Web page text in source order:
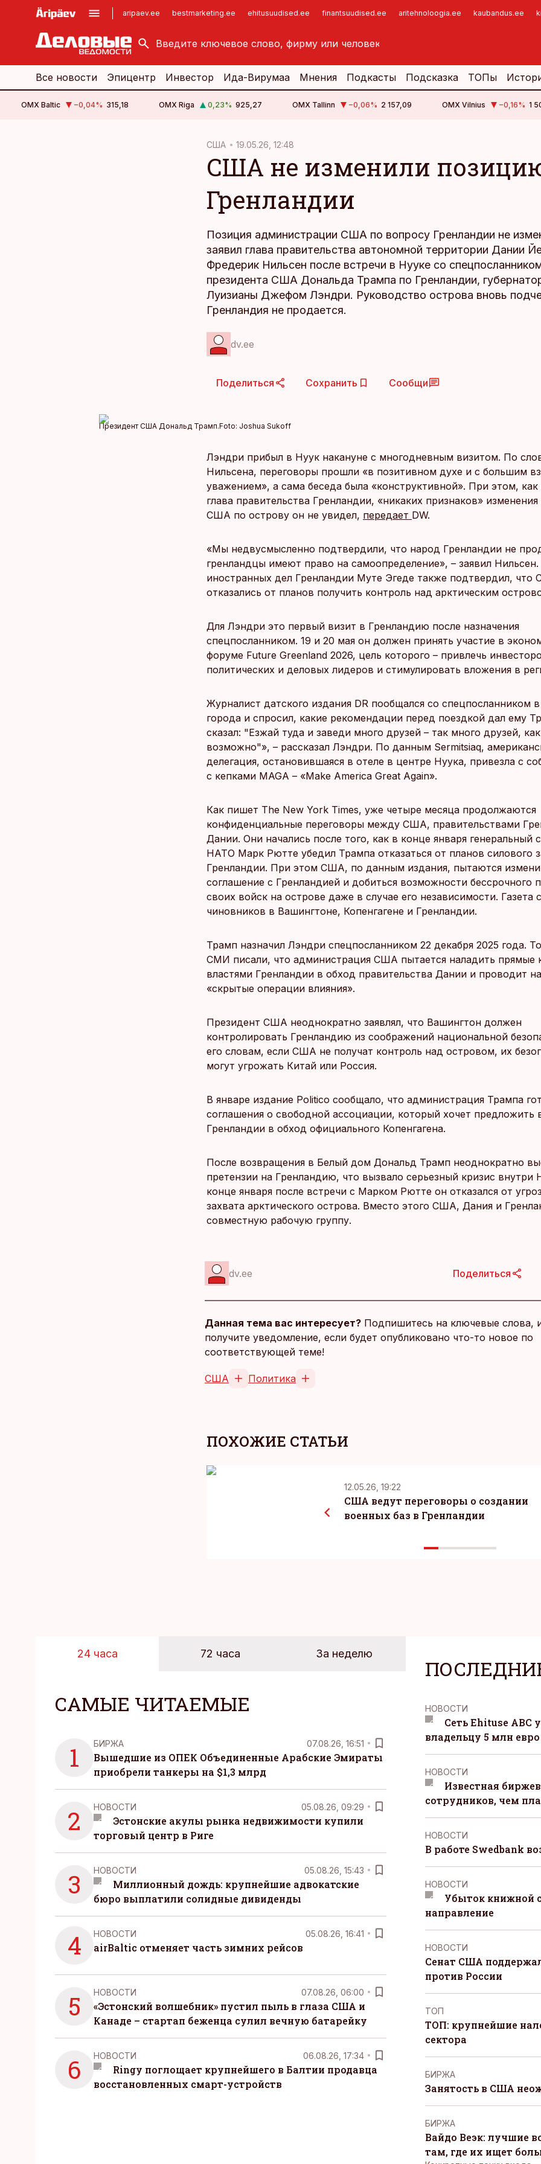
aripaev.ee bestmarketing.ee ehitusuudised.ee finantsuudised.ee aritehnoloogia.ee kaubandus.ee
kinnisvarauudised.ee
logistikauudised.ee
imelineajalugu.ee
Все новости Эпицентр Инвестор Ида-Вирумаа Мнения Подкасты Подсказка ТОПы
OMX Baltic −0,04% 315,18 OMX Riga 0,23% 925,27 OMX Tallinn −0,06% 2 157,09 OMX Vilnius −0,16% 1
США 19.05.26, 12:48
США не изменили
Гренландии
Позиция администрации США по вопросу Гренландии не
заявил глава правительства автономной территории Дании
Фредерик Нильсен после встречи в Нууке со
президента США Дональда Трампа по Гренландии,
Луизианы Джефом Лэндри. Руководство острова вновь
Гренландия не продается.
dv.ee
Поделиться Сохранить Сообщи
Президент США Дональд Трамп.Foto: Joshua Sukoff
Лэндри прибыл в Нуук накануне с многодневным визитом. По
Нильсена, переговоры прошли «в позитивном духе и с большим
уважением», а сама беседа была «конструктивной». При этом, как
глава правительства Гренландии, «никаких признаков»
США по острову он не увидел, передает DW.
«Мы недвусмысленно подтвердили, что народ Гренландии не
гренландцы имеют право на самоопределение», – заявил
иностранных дел Гренландии Муте Эгеде также подтвердил, что
отказались от планов получить контроль над арктическим
Для Лэндри это первый визит в Гренландию после назначения
спецпосланником. 19 и 20 мая он должен принять участие в
форуме Future Greenland 2026, цель которого – привлечь
политических и деловых лидеров и стимулировать вложения в
Журналист датского издания DR пообщался со спецпосланником
города и спросил, какие рекомендации перед поездкой дал ему
сказал: "Езжай туда и заведи много друзей – так много друзей,
возможно"», – рассказал Лэндри. По данным Sermitsiaq,
делегация, остановившаяся в отеле в центре Нуука, привезла с
с кепками MAGA – «Make America Great Again».
Как пишет The New York Times, уже четыре месяца продолжаются
конфиденциальные переговоры между США, правительствами
Дании. Они начались после того, как в конце января генеральный
НАТО Марк Рютте убедил Трампа отказаться от планов силового
Гренландии. При этом США, по данным издания, пытаются
соглашение с Гренландией и добиться возможности бессрочного
своих войск на острове даже в случае его независимости. Газета
чиновников в Вашингтоне, Копенгагене и Гренландии.
Трамп назначил Лэндри спецпосланником 22 декабря 2025 года.
СМИ писали, что администрация США пытается наладить прямые
властями Гренландии в обход правительства Дании и проводит
«скрытые операции влияния».
Президент США неоднократно заявлял, что Вашингтон должен
контролировать Гренландию из соображений национальной
его словам, если США не получат контроль над островом, их
могут угрожать Китай или Россия.
В январе издание Politico сообщало, что администрация Трампа
соглашения о свободной ассоциации, который хочет предложить
Гренландии в обход официального Копенгагена.
После возвращения в Белый дом Дональд Трамп неоднократно
претензии на Гренландию, что вызвало серьезный кризис внутри
конце января после встречи с Марком Рютте он отказался от
захвата арктического острова. Вместо этого США, Дания и
совместную рабочую группу.
dv.ee Поделиться
Данная тема вас интересует? Подпишитесь на ключевые слова,
получите уведомление, если будет опубликовано что-то новое по
соответствующей теме!
США Политика
ПОХОЖИЕ СТАТЬИ
12.05.26, 19:22
США ведут переговоры о создании
военных баз в Гренландии
24 часа 72 часа За неделю
САМЫЕ ЧИТАЕМЫЕ
1 БИРЖА 07.08.26, 16:51
Вышедшие из ОПЕК Объединенные Арабские Эмираты
приобрели танкеры на $1,3 млрд
2 НОВОСТИ 05.08.26, 09:29
Эстонские акулы рынка недвижимости купили
торговый центр в Риге
3 НОВОСТИ 05.08.26, 15:43
Миллионный дождь: крупнейшие адвокатские
бюро выплатили солидные дивиденды
4 НОВОСТИ 05.08.26, 16:41
airBaltic отменяет часть зимних рейсов
5 НОВОСТИ 07.08.26, 06:00
«Эстонский волшебник» пустил пыль в глаза США и
Канаде – стартап беженца сулил вечную батарейку
6 НОВОСТИ 06.08.26, 17:34
Ringy поглощает крупнейшего в Балтии продавца
восстановленных смарт-устройств
НОВОСТИ
Сеть Ehituse
владельцу 5 млн евро
НОВОСТИ
Известная
сотрудников, чем
НОВОСТИ
В работе Swedbank
НОВОСТИ
Убыток книжной
направление
НОВОСТИ
Сенат США
против России
ТОП
ТОП: крупнейшие
сектора
БИРЖА
Занятость в США
БИРЖА
Вайдо Веэк: лучшие
там, где их ищет